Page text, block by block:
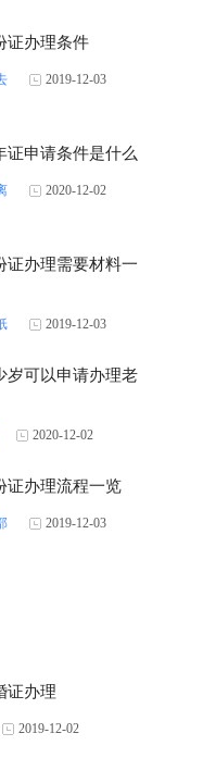
证办理条件
2019-12-03
证申请条件是什么
2020-12-02
证办理需要材料一
2019-12-03
岁可以申请办理老
2020-12-02
证办理流程一览
2019-12-03
证办理
2019-12-02